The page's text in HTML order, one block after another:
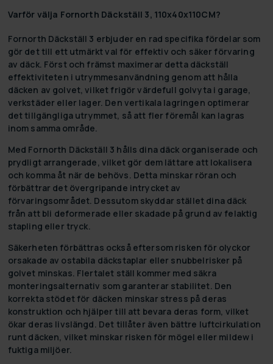
Varför välja Fornorth Däckställ 3, 110x40x110CM?
Fornorth Däckställ 3 erbjuder en rad specifika fördelar som
gör det till ett utmärkt val för effektiv och säker förvaring
av däck. Först och främst maximerar detta däckställ
effektiviteten i utrymmesanvändning genom att hålla
däcken av golvet, vilket frigör värdefull golvyta i garage,
verkstäder eller lager. Den vertikala lagringen optimerar
det tillgängliga utrymmet, så att fler föremål kan lagras
inom samma område.
Med Fornorth Däckställ 3 hålls dina däck organiserade och
prydligt arrangerade, vilket gör dem lättare att lokalisera
och komma åt när de behövs. Detta minskar röran och
förbättrar det övergripande intrycket av
förvaringsområdet. Dessutom skyddar stället dina däck
från att bli deformerade eller skadade på grund av felaktig
stapling eller tryck.
Säkerheten förbättras också eftersom risken för olyckor
orsakade av ostabila däckstaplar eller snubbelrisker på
golvet minskas. Flertalet ställ kommer med säkra
monteringsalternativ som garanterar stabilitet. Den
korrekta stödet för däcken minskar stress på deras
konstruktion och hjälper till att bevara deras form, vilket
ökar deras livslängd. Det tillåter även bättre luftcirkulation
runt däcken, vilket minskar risken för mögel eller mildew i
fuktiga miljöer.